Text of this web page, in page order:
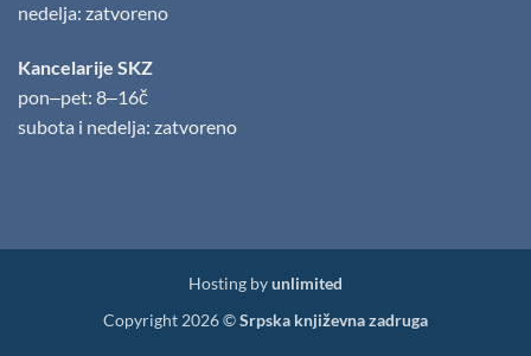
nedelja: zatvoreno
Kancelarije SKZ
pon‒pet: 8‒16č
subota i nedelja: zatvoreno
Hosting byunlimited
Copyright 2026 ©Srpska književna zadruga